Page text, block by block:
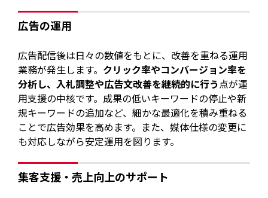
広告の運用
広告配信後は日々の数値をもとに、改善を重ねる運用
業務が発生します。 クリック率やコンバージョン率を
分析し、入札調整や広告文改善を継続的に行う点が運
用支援の中核です。成果の低いキーワードの停止や新
規キーワードの追加など、細かな最適化を積み重ねる
ことで広告効果を高めます。また、媒体仕様の変更に
も対応しながら安定運用を図ります。
集客支援・売上向上のサポート